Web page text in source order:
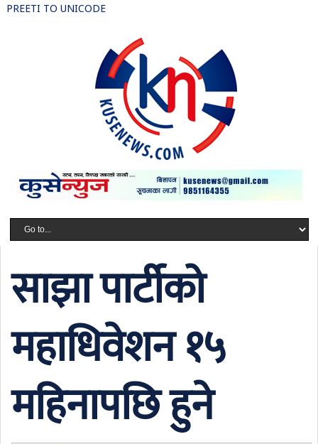
PREETI TO UNICODE
साझा पार्टीको
महाधिवेशन १५
महिनापछि हुने